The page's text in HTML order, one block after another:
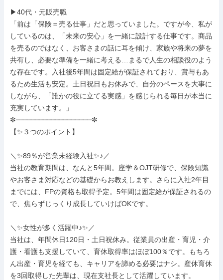
▶40代・元販売職
「前は「保険＝売る仕事」だと思っていました。ですが今、私が
しているのは、「未来の安心」を一緒に設計する仕事です。商品
を売るのではなく、お客さまの話に耳を傾け、家族や将来の夢を
共有し、必要な準備を一緒に考える…まるで人生の相談役のよう
な存在です。入社後5年間は固定給が保証されており、賞与もあ
るため生活も安定。土日祝日もお休みで、自分のペースを大事に
しながら、「誰かの役に立てる実感」を感じられる毎日が本当に
充実しています。」
✼┈┈┈┈┈┈┈┈┈┈┈┈┈┈┈┈┈┈┈✼
【✨３つのポイント】
＼✨89％が営業未経験入社✨♪／
当社の教育期間は、なんと5年間。座学＆OJT研修で、保険知識
やお客さま対応などの基礎からお教えします。さらに入社2年目
までには、FPの資格も取得予定。5年間は固定給が保証されるの
で、焦らずじっくり成長していけばOKです。
＼✨女性が多く活躍中♪✨／
当社は、年間休日120日・土日祝休み。従業員の出産・育児・介
護・看護も支援していて、育休取得率はほぼ100％です。もちろ
ん出産・育児を経ても、キャリアを諦める必要はナシ。産休育休
を3回取得した先輩は、現在支社長として活躍しています。